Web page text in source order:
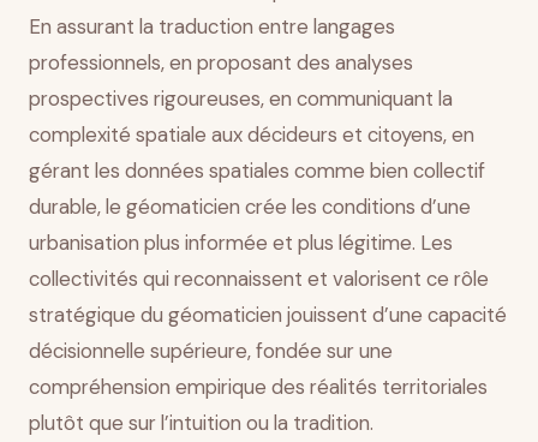
En assurant la traduction entre langages
professionnels, en proposant des analyses
prospectives rigoureuses, en communiquant la
complexité spatiale aux décideurs et citoyens, en
gérant les données spatiales comme bien collectif
durable, le géomaticien crée les conditions d’une
urbanisation plus informée et plus légitime. Les
collectivités qui reconnaissent et valorisent ce rôle
stratégique du géomaticien jouissent d’une capacité
décisionnelle supérieure, fondée sur une
compréhension empirique des réalités territoriales
plutôt que sur l’intuition ou la tradition.